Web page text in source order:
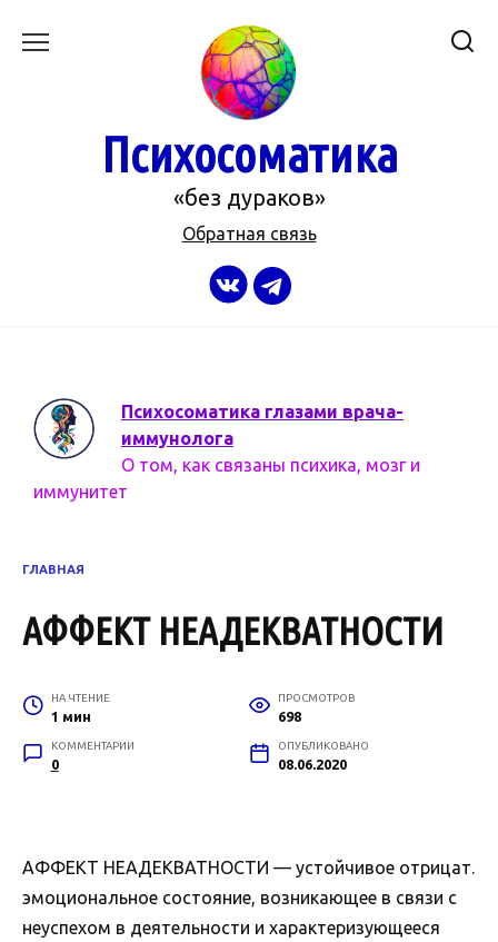
Психосоматика
«без дураков»
Обратная связь
Психосоматика глазами врача-
иммунолога
О том, как связаны психика, мозг и
иммунитет
ГЛАВНАЯ
АФФЕКТ НЕАДЕКВАТНОСТИ
НА ЧТЕНИЕ
1 мин
ПРОСМОТРОВ
698
КОММЕНТАРИИ
0
ОПУБЛИКОВАНО
08.06.2020
АФФЕКТ НЕАДЕКВАТНОСТИ — устойчивое отрицат.
эмоциональное состояние, возникающее в связи с
неуспехом в деятельности и характеризующееся